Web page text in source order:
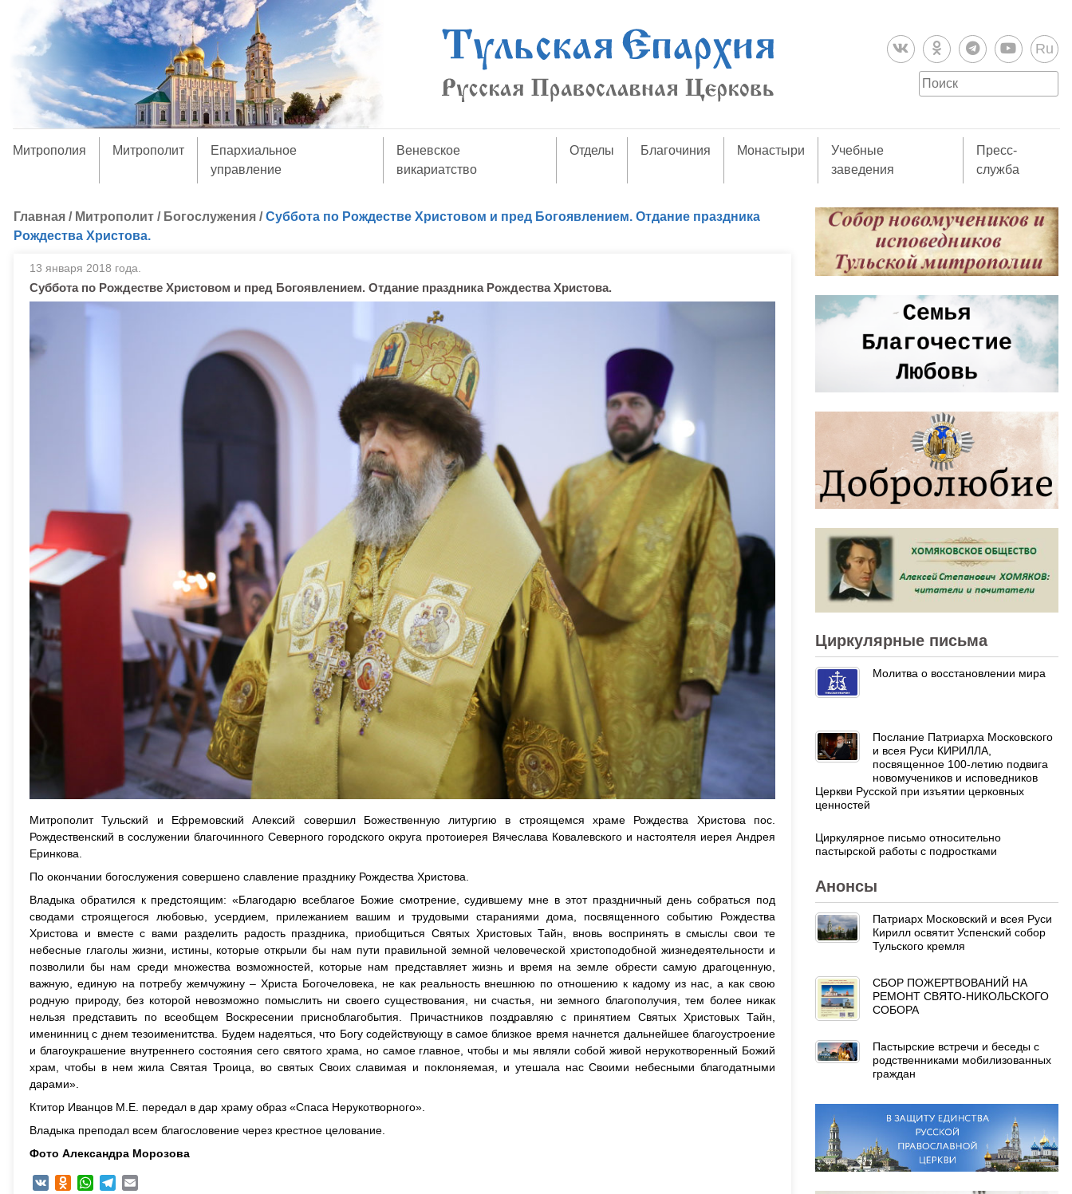
Ru
Митрополия Митрополит
Епархиальное
управление
Веневское
викариатство
Отделы Благочиния Монастыри
Учебные
заведения
Пресс-
служба
Главная / Митрополит / Богослужения /Суббота по Рождестве Христовом и пред Богоявлением. Отдание праздника
Рождества Христова.
13 января 2018 года.
Суббота по Рождестве Христовом и пред Богоявлением. Отдание праздника Рождества Христова.
Митрополит Тульский и Ефремовский Алексий совершил Божественную литургию в строящемся храме Рождества Христова пос.
Рождественский в сослужении благочинного Северного городского округа протоиерея Вячеслава Ковалевского и настоятеля иерея Андрея
Еринкова.
По окончании богослужения совершено славление празднику Рождества Христова.
Владыка обратился к предстоящим: «Благодарю всеблагое Божие смотрение, судившему мне в этот праздничный день собраться под
сводами строящегося любовью, усердием, прилежанием вашим и трудовыми стараниями дома, посвященного событию Рождества
Христова и вместе с вами разделить радость праздника, приобщиться Святых Христовых Тайн, вновь воспринять в смыслы свои те
небесные глаголы жизни, истины, которые открыли бы нам пути правильной земной человеческой христоподобной жизнедеятельности и
позволили бы нам среди множества возможностей, которые нам представляет жизнь и время на земле обрести самую драгоценную,
важную, единую на потребу жемчужину – Христа Богочеловека, не как реальность внешнюю по отношению к кадому из нас, а как свою
родную природу, без которой невозможно помыслить ни своего существования, ни счастья, ни земного благополучия, тем более никак
нельзя представить по всеобщем Воскресении присноблагобытия. Причастников поздравляю с принятием Святых Христовых Тайн,
именинниц с днем тезоименитства. Будем надеяться, что Богу содействующу в самое близкое время начнется дальнейшее благоустроение
и благоукрашение внутреннего состояния сего святого храма, но самое главное, чтобы и мы являли собой живой нерукотворенный Божий
храм, чтобы в нем жила Святая Троица, во святых Своих славимая и поклоняемая, и утешала нас Своими небесными благодатными
дарами».
Ктитор Иванцов М.Е. передал в дар храму образ «Спаса Нерукотворного».
Владыка преподал всем благословение через крестное целование.
Фото Александра Морозова
VK Odnoklassniki
WhatsAppTelegram
Циркулярные письма
Молитва о восстановлении мира
Послание Патриарха Московского
и всея Руси КИРИЛЛА,
посвященное 100-летию подвига
новомучеников и исповедников
Церкви Русской при изъятии церковных
ценностей
Циркулярное письмо относительно
пастырской работы с подростками
Анонсы
Патриарх Московский и всея Руси
Кирилл освятит Успенский собор
Тульского кремля
СБОР ПОЖЕРТВОВАНИЙ НА
РЕМОНТ СВЯТО-НИКОЛЬСКОГО
СОБОРА
Пастырские встречи и беседы с
родственниками мобилизованных
граждан